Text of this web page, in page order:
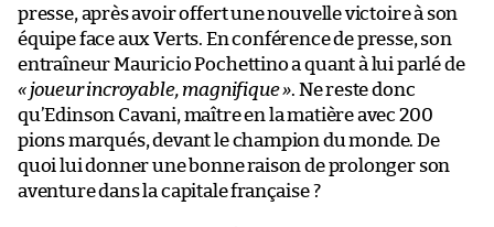
presse, après avoir offert une nouvelle victoire à son
équipe face aux Verts. En conférence de presse, son
entraîneur Mauricio Pochettino a quant à lui parlé de
« joueur incroyable, magnifique ». Ne reste donc
qu’Edinson Cavani, maître en la matière avec 200
pions marqués, devant le champion du monde. De
quoi lui donner une bonne raison de prolonger son
aventure dans la capitale française ?